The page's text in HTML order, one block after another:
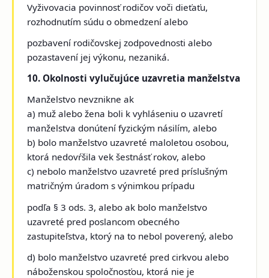
Vyživovacia povinnosť rodičov voči dieťaťu,
rozhodnutím súdu o obmedzení alebo
pozbavení rodičovskej zodpovednosti alebo
pozastavení jej výkonu, nezaniká.
10. Okolnosti vylučujúce uzavretia manželstva
Manželstvo nevznikne ak
a) muž alebo žena boli k vyhláseniu o uzavretí
manželstva donútení fyzickým násilím, alebo
b) bolo manželstvo uzavreté maloletou osobou,
ktorá nedovŕšila vek šestnásť rokov, alebo
c) nebolo manželstvo uzavreté pred príslušným
matričným úradom s výnimkou prípadu
podľa § 3 ods. 3, alebo ak bolo manželstvo
uzavreté pred poslancom obecného
zastupiteľstva, ktorý na to nebol poverený, alebo
d) bolo manželstvo uzavreté pred cirkvou alebo
náboženskou spoločnosťou, ktorá nie je